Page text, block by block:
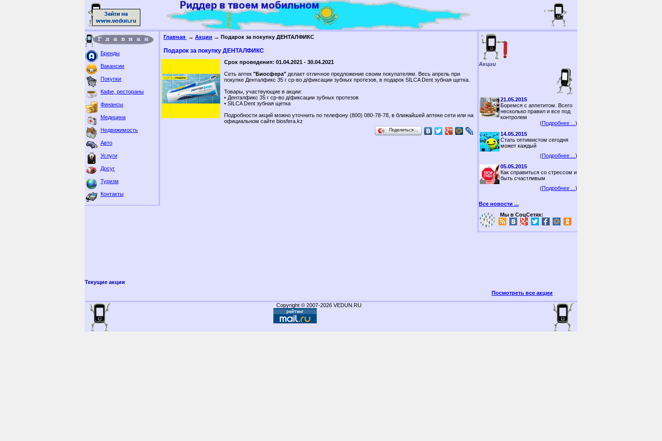
Бренды
Вакансии
Покупки
Кафе, рестораны
Финансы
Медицина
Недвижимость
Авто
Услуги
Досуг
Туризм
Контакты
Главная → Акции → Подарок за покупку ДЕНТАЛФИКС
Подарок за покупку ДЕНТАЛФИКС
Срок проведени¤: 01.04.2021 - 30.04.2021
Сеть аптек "Биосфера" делает отличное предложение своим покупателям. Весь апрель при
покупке Денталфикс 35 г ср-во д/фиксации зубных протезов, в подарок SILCA Dent зубная щетка.
Товары, участвующие в акции:
• Денталфикс 35 г ср-во д/фиксации зубных протезов
• SILCA Dent зубная щетка
Подробности акций можно уточнить по телефону (800) 080-78-78, в ближайшей аптеке сети или на
официальном сайте biosfera.kz
Поделиться…
Акции
21.05.2015
Боремся с аппетитом. Всего
несколько правил и все под
контролем
(Подробнее ... )
14.05.2015
Стать оптимистом сегодня
может каждый
(Подробнее ... )
05.05.2015
Как справиться со стрессом и
быть счастливым
(Подробнее ... )
Все новости ...
Мы в СоцСетях:
Текущие акции
Посмотреть все акции
Copyright © 2007-2026 VEDUN.RU